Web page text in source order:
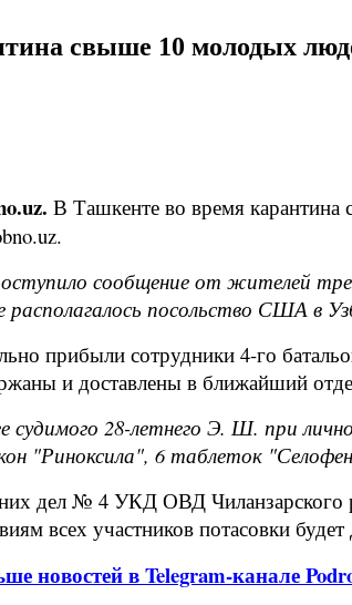
свыше 10 молодых
В Ташкенте во время
сообщение от жителей
располагалось посольство США
прибыли сотрудники 4-го
и доставлены в ближайший
судимого 28-летнего Э. Ш. при
"Риноксила", 6 таблеток
дел № 4 УКД ОВД Чиланзарского
всех участников потасовки
новостей в Telegram-канале